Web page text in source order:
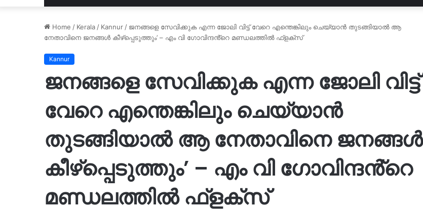
Home / Kerala / Kannur / ജനങ്ങളെ സേവിക്കുക എന്ന ജോലി വിട്ട് വേറെ എന്തെങ്കിലും ചെയ്യാന്‍ തുടങ്ങിയാല്‍ ആ
നേതാവിനെ ജനങ്ങള്‍ കീഴ്‌പ്പെടുത്തും’ – എം വി ഗോവിന്ദൻ്റെ മണ്ഡലത്തിൽ ഫ്‌ളക്‌സ്
Kannur
ജനങ്ങളെ സേവിക്കുക എന്ന ജോലി വിട്ട്
വേറെ എന്തെങ്കിലും ചെയ്യാന്‍
തുടങ്ങിയാല്‍ ആ നേതാവിനെ ജനങ്ങള്‍
കീഴ്‌പ്പെടുത്തും’ – എം വി ഗോവിന്ദൻ്റെ
മണ്ഡലത്തിൽ ഫ്‌ളക്‌സ്